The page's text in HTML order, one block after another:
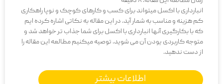
انبارداری با اکسل میتواند برای کسب و کارهای کوچک و نوپا راهکاری
کم هزینه و مناسب به شمار آید. در این مقاله به نکاتی اشاره کرده ایم
که با بکارگیری آنها انبارداری با اکسل برای شما جذاب تر خواهد شد و
متوجه کاربردی یودن آن می شوید. توصیه میکنیم مطالعه این مقاله را
از دست ندهید.
اطلاعات بیشتر